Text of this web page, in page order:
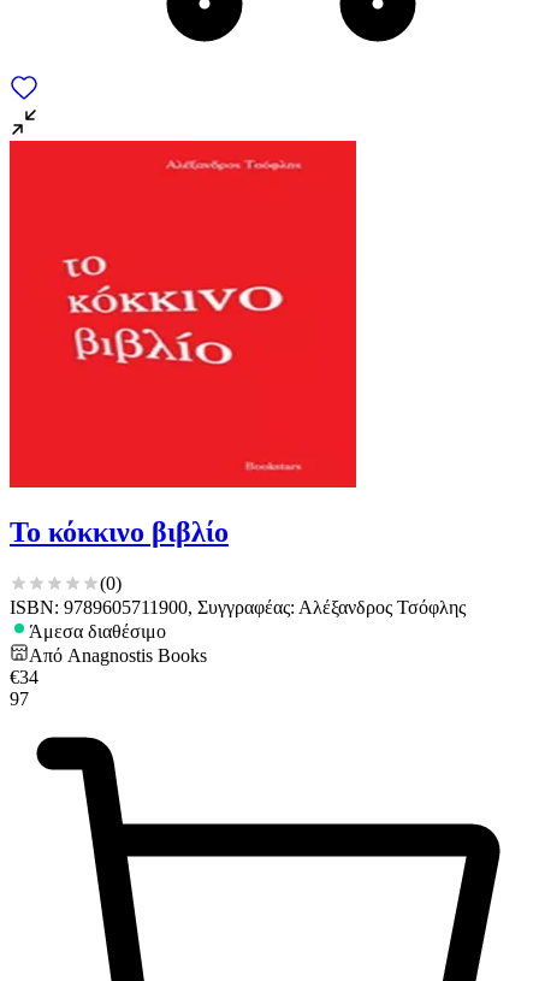
Το κόκκινο βιβλίο
(0)
ISBN: 9789605711900, Συγγραφέας: Αλέξανδρος Τσόφλης
Άμεσα διαθέσιμο
Από Anagnostis Books
€34
97